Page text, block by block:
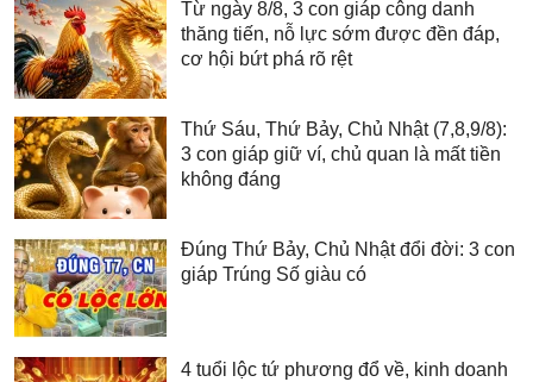
Từ ngày 8/8, 3 con giáp công danh
thăng tiến, nỗ lực sớm được đền đáp,
cơ hội bứt phá rõ rệt
Thứ Sáu, Thứ Bảy, Chủ Nhật (7,8,9/8):
3 con giáp giữ ví, chủ quan là mất tiền
không đáng
Đúng Thứ Bảy, Chủ Nhật đổi đời: 3 con
giáp Trúng Số giàu có
4 tuổi lộc tứ phương đổ về, kinh doanh